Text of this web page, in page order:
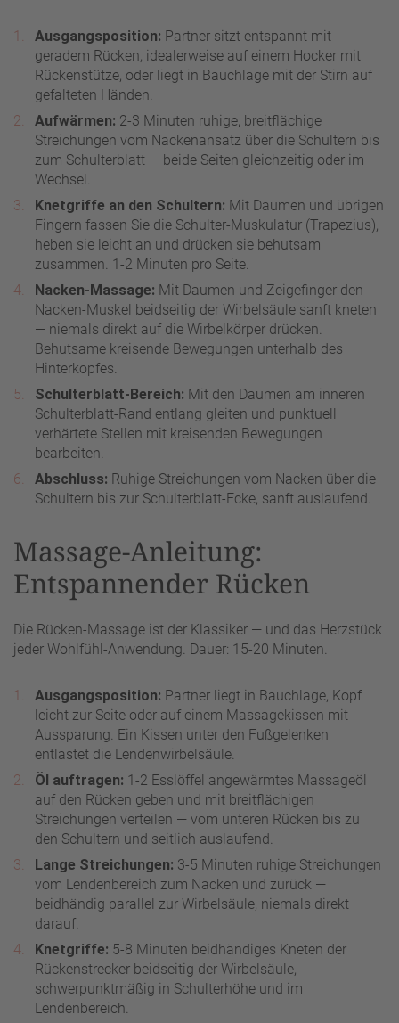
Ausgangsposition: Partner sitzt entspannt mit
geradem Rücken, idealerweise auf einem Hocker mit
Rückenstütze, oder liegt in Bauchlage mit der Stirn auf
gefalteten Händen.
Aufwärmen: 2-3 Minuten ruhige, breitflächige
Streichungen vom Nackenansatz über die Schultern bis
zum Schulterblatt — beide Seiten gleichzeitig oder im
Wechsel.
Knetgriffe an den Schultern: Mit Daumen und übrigen
Fingern fassen Sie die Schulter-Muskulatur (Trapezius),
heben sie leicht an und drücken sie behutsam
zusammen. 1-2 Minuten pro Seite.
Nacken-Massage: Mit Daumen und Zeigefinger den
Nacken-Muskel beidseitig der Wirbelsäule sanft kneten
— niemals direkt auf die Wirbelkörper drücken.
Behutsame kreisende Bewegungen unterhalb des
Hinterkopfes.
Schulterblatt-Bereich: Mit den Daumen am inneren
Schulterblatt-Rand entlang gleiten und punktuell
verhärtete Stellen mit kreisenden Bewegungen
bearbeiten.
Abschluss: Ruhige Streichungen vom Nacken über die
Schultern bis zur Schulterblatt-Ecke, sanft auslaufend.
Massage-Anleitung:
Entspannender Rücken
Die Rücken-Massage ist der Klassiker — und das Herzstück
jeder Wohlfühl-Anwendung. Dauer: 15-20 Minuten.
Ausgangsposition: Partner liegt in Bauchlage, Kopf
leicht zur Seite oder auf einem Massagekissen mit
Aussparung. Ein Kissen unter den Fußgelenken
entlastet die Lendenwirbelsäule.
Öl auftragen: 1-2 Esslöffel angewärmtes Massageöl
auf den Rücken geben und mit breitflächigen
Streichungen verteilen — vom unteren Rücken bis zu
den Schultern und seitlich auslaufend.
Lange Streichungen: 3-5 Minuten ruhige Streichungen
vom Lendenbereich zum Nacken und zurück —
beidhändig parallel zur Wirbelsäule, niemals direkt
darauf.
Knetgriffe: 5-8 Minuten beidhändiges Kneten der
Rückenstrecker beidseitig der Wirbelsäule,
schwerpunktmäßig in Schulterhöhe und im
Lendenbereich.